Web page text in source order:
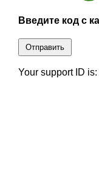
Введите код с
Отправить
Your support ID